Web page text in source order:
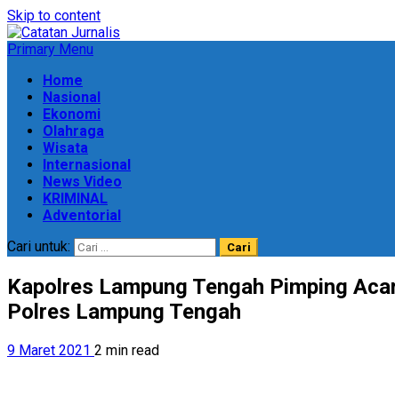
Skip to content
Primary Menu
Home
Nasional
Ekonomi
Olahraga
Wisata
Internasional
News Video
KRIMINAL
Adventorial
Cari untuk:
Kapolres Lampung Tengah Pimping
Polres Lampung Tengah
9 Maret 2021 2 min read